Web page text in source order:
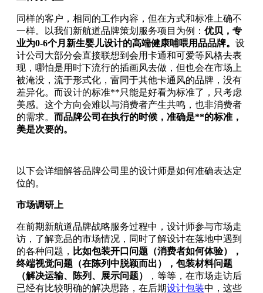
同样的客户，相同的工作内容，但在方式和标准上确不
一样。以我们新航道品牌策划服务项目为例： 优贝，专
业为0-6个月新生婴儿设计的高端健康哺喂用品品牌。 设
计公司大部分会直接联想到会用卡通和可爱等风格去表
现，哪怕是用时下流行的插画风去做，但也会在市场上
被淹没，流于形式化，雷同于其他卡通风的品牌，没有
差异化。而设计的标准**只能是好看为标准了，只考虑
美感。这个方向会难以与消费者产生共鸣，也非消费者
的需求。 而品牌公司在执行的时候，准确是**的标准，
美是次要的。
以下会详细解答品牌公司里的设计师是如何准确表达定
位的。
市场调研上
在前期新航道品牌战略服务过程中，设计师参与市场走
访，了解竞品的市场情况，同时了解设计在落地中遇到
的各种问题， 比如包装开口问题（消费者如何体验），
终端视觉问题（在陈列中脱颖而出），包装材料问题
（解决运输、陈列、展示问题）
，等等，在市场走访后
已经有比较明确的解决思路，在后期设计包装中，这些